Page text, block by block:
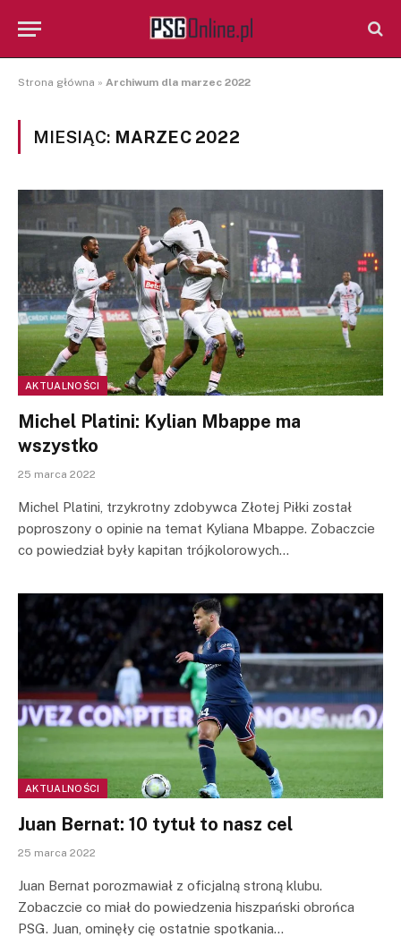
Strona główna » Archiwum dla marzec 2022
MIESIĄC: MARZEC 2022
AKTUALNOŚCI
Michel Platini: Kylian Mbappe ma
wszystko
25 marca 2022
Michel Platini, trzykrotny zdobywca Złotej Piłki został
poproszony o opinie na temat Kyliana Mbappe. Zobaczcie
co powiedział były kapitan trójkolorowych…
AKTUALNOŚCI
Juan Bernat: 10 tytuł to nasz cel
25 marca 2022
Juan Bernat porozmawiał z oficjalną stroną klubu.
Zobaczcie co miał do powiedzenia hiszpański obrońca
PSG. Juan, ominęły cię ostatnie spotkania…